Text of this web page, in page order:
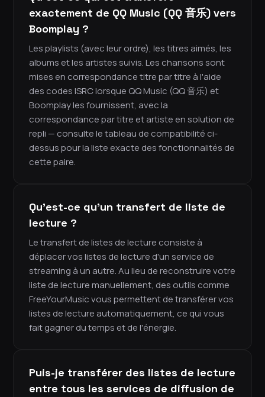
exactement de QQ Music (QQ 音乐) vers
Boomplay ?
Les playlists (avec leur ordre), les titres aimés, les
albums et les artistes suivis. Les chansons sont
mises en correspondance titre par titre à l'aide
des codes ISRC lorsque QQ Music (QQ 音乐) et
Boomplay les fournissent, avec la
correspondance par titre et artiste en solution de
repli — consulte le tableau de compatibilité ci-
dessus pour la liste exacte des fonctionnalités de
cette paire.
Qu'est-ce qu'un transfert de liste de
lecture ?
Le transfert de listes de lecture consiste à
déplacer vos listes de lecture d'un service de
streaming à un autre. Au lieu de reconstruire votre
liste de lecture manuellement, des outils comme
FreeYourMusic vous permettent de transférer vos
listes de lecture automatiquement, ce qui vous
fait gagner du temps et de l'énergie.
Puis-je transférer des listes de lecture
entre tous les services de diffusion de